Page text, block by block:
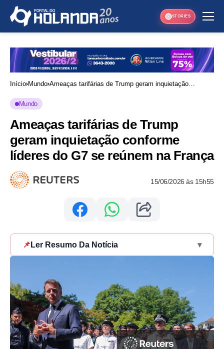
STORIES
Início Mundo Ameaças tarifárias de Trump geram inquietação
Mundo
Ameaças tarifárias de Trump
geram inquietação conforme
líderes do G7 se reúnem na França
15/06/2026 às 15h55
📌 Ler Resumo Da Notícia ▾